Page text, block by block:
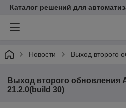
Каталог решений для
Новости Выход второго
Выход второго обновления
21.2.0(build 30)